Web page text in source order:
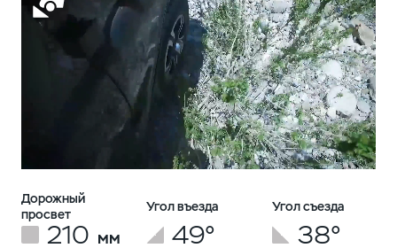
210 мм
Дорожный
просвет
49°
Угол въезда
38°
Угол съезда